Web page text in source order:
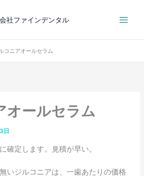
社ファインデンタル
コニアオールセラム
オールセラム
日
確定します。見積が早い。
いジルコニアは、一歯あたりの価格